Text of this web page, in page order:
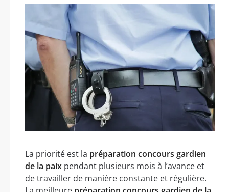
La priorité est la préparation concours gardien
de la paix pendant plusieurs mois à l’avance et
de travailler de manière constante et régulière.